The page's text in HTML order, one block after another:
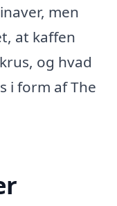
men
at kaffen
og hvad
i form af The